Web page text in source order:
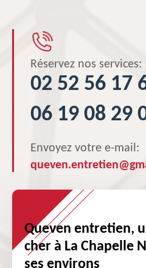
Réservez nos services:
02 52 56 17
06 19 08 29
Envoyez votre e-mail:
Queven entretien,
cher à La Chapelle
ses environs